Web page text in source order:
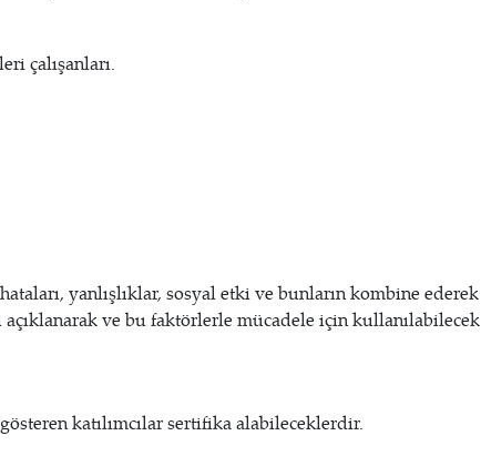
çalışanları.
yanlışlıklar, sosyal etki ve bunların kombine ederek
ve bu faktörlerle mücadele için kullanılabilecek
katılımcılar sertifika alabileceklerdir.